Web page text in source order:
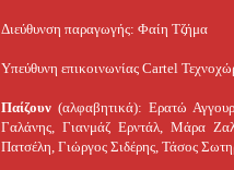
Διεύθυνση παραγωγής: Φαίη Τζήμα
Υπεύθυνη επικοινωνίας Cartel
Παίζουν(αλφαβητικά): Ερατώ
Γαλάνης, Γιανμάζ Ερντάλ, Μάρα
Πατσέλη, Γιώργος Σιδέρης, Τάσος